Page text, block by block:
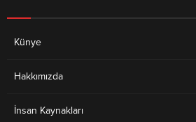
Künye
Hakkımızda
İnsan Kaynakları